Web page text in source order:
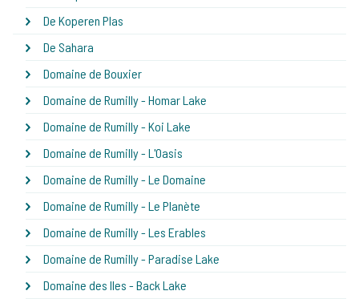
De Koperen Plas
De Sahara
Domaine de Bouxier
Domaine de Rumilly - Homar Lake
Domaine de Rumilly - Koi Lake
Domaine de Rumilly - L'Oasis
Domaine de Rumilly - Le Domaine
Domaine de Rumilly - Le Planète
Domaine de Rumilly - Les Erables
Domaine de Rumilly - Paradise Lake
Domaine des Iles - Back Lake